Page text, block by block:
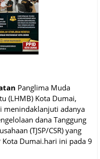
Panglima Muda
(LHMB) Kota Dumai,
menindaklanjuti adanya
dana Tanggung
(TJSP/CSR) yang
Dumai.hari ini pada 9